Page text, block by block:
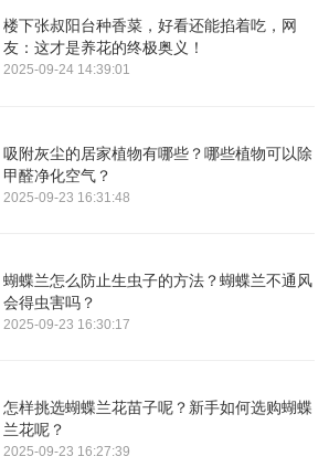
楼下张叔阳台种香菜，好看还能掐着吃，网
友：这才是养花的终极奥义！
2025-09-24 14:39:01
吸附灰尘的居家植物有哪些？哪些植物可以除
甲醛净化空气？
2025-09-23 16:31:48
蝴蝶兰怎么防止生虫子的方法？蝴蝶兰不通风
会得虫害吗？
2025-09-23 16:30:17
怎样挑选蝴蝶兰花苗子呢？新手如何选购蝴蝶
兰花呢？
2025-09-23 16:27:39